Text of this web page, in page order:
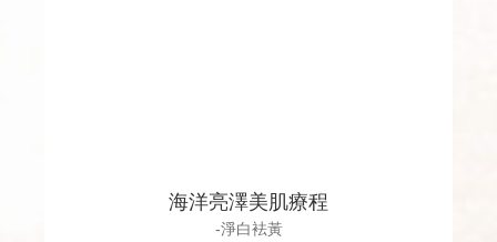
海洋亮澤美肌療程
-淨白袪黃